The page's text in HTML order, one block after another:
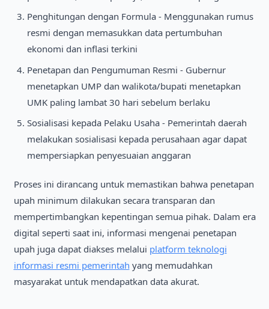
Penghitungan dengan Formula - Menggunakan rumus
resmi dengan memasukkan data pertumbuhan
ekonomi dan inflasi terkini
Penetapan dan Pengumuman Resmi - Gubernur
menetapkan UMP dan walikota/bupati menetapkan
UMK paling lambat 30 hari sebelum berlaku
Sosialisasi kepada Pelaku Usaha - Pemerintah daerah
melakukan sosialisasi kepada perusahaan agar dapat
mempersiapkan penyesuaian anggaran
Proses ini dirancang untuk memastikan bahwa penetapan
upah minimum dilakukan secara transparan dan
mempertimbangkan kepentingan semua pihak. Dalam era
digital seperti saat ini, informasi mengenai penetapan
upah juga dapat diakses melalui platform teknologi
informasi resmi pemerintah yang memudahkan
masyarakat untuk mendapatkan data akurat.